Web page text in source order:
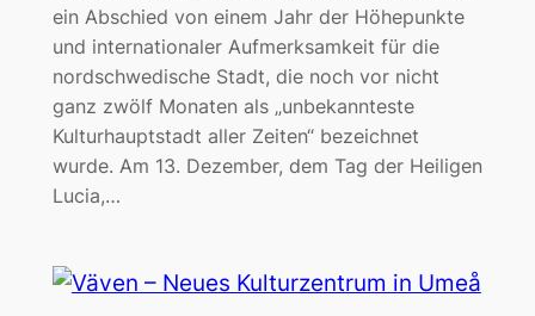
ein Abschied von einem Jahr der Höhepunkte
und internationaler Aufmerksamkeit für die
nordschwedische Stadt, die noch vor nicht
ganz zwölf Monaten als „unbekannteste
Kulturhauptstadt aller Zeiten“ bezeichnet
wurde. Am 13. Dezember, dem Tag der Heiligen
Lucia,…